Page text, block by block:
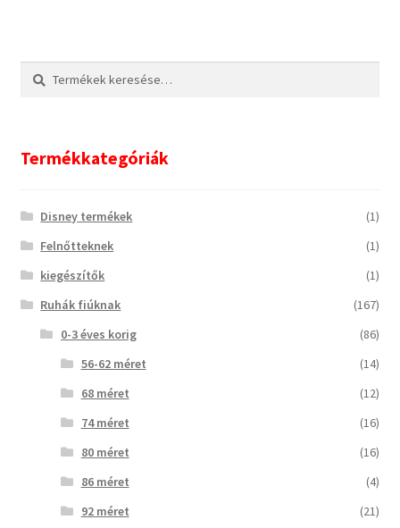
Keresés
Keresés
Termékkategóriák
Disney termékek
(1)
Felnőtteknek
(1)
kiegészítők
(1)
Ruhák fiúknak
(167)
0-3 éves korig
(86)
56-62 méret
(14)
68 méret
(12)
74 méret
(16)
80 méret
(16)
86 méret
(4)
92 méret
(21)